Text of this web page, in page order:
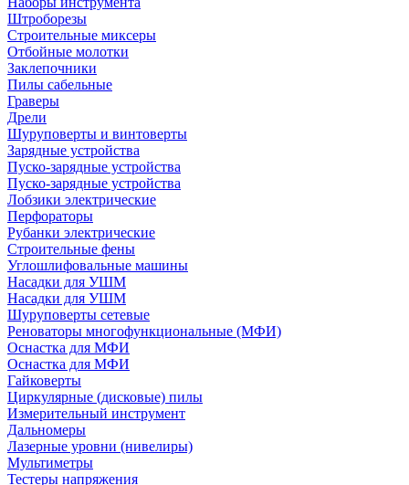
Штроборезы
Строительные миксеры
Отбойные молотки
Заклепочники
Пилы сабельные
Граверы
Дрели
Шуруповерты и винтоверты
Зарядные устройства
Пуско-зарядные устройства
Пуско-зарядные устройства
Лобзики электрические
Перфораторы
Рубанки электрические
Строительные фены
Углошлифовальные машины
Насадки для УШМ
Насадки для УШМ
Шуруповерты сетевые
Реноваторы многофункциональные (МФИ)
Оснастка для МФИ
Оснастка для МФИ
Гайковерты
Циркулярные (дисковые) пилы
Измерительный инструмент
Дальномеры
Лазерные уровни (нивелиры)
Мультиметры
Тестеры напряжения